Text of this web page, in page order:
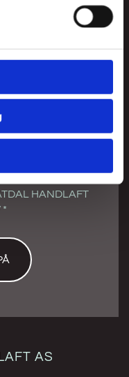
oss.
HANDLAFT
*
AS